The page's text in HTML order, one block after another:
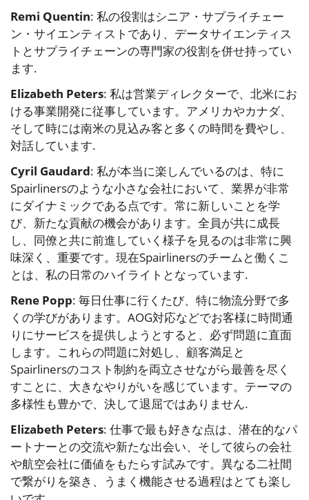
Remi Quentin: 私の役割はシニア・サプライチェー
ン・サイエンティストであり、データサイエンティス
トとサプライチェーンの専門家の役割を併せ持ってい
ます.
Elizabeth Peters: 私は営業ディレクターで、北米にお
ける事業開発に従事しています。アメリカやカナダ、
そして時には南米の見込み客と多くの時間を費やし、
対話しています.
Cyril Gaudard: 私が本当に楽しんでいるのは、特に
Spairlinersのような小さな会社において、業界が非常
にダイナミックである点です。常に新しいことを学
び、新たな貢献の機会があります。全員が共に成長
し、同僚と共に前進していく様子を見るのは非常に興
味深く、重要です。現在Spairlinersのチームと働くこ
とは、私の日常のハイライトとなっています.
Rene Popp: 毎日仕事に行くたび、特に物流分野で多
くの学びがあります。AOG対応などでお客様に時間通
りにサービスを提供しようとすると、必ず問題に直面
します。これらの問題に対処し、顧客満足と
Spairlinersのコスト制約を両立させながら最善を尽く
すことに、大きなやりがいを感じています。テーマの
多様性も豊かで、決して退屈ではありません.
Elizabeth Peters: 仕事で最も好きな点は、潜在的なパ
ートナーとの交流や新たな出会い、そして彼らの会社
や航空会社に価値をもたらす試みです。異なる二社間
で繋がりを築き、うまく機能させる過程はとても楽し